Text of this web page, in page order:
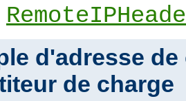
d'adresse
de charge